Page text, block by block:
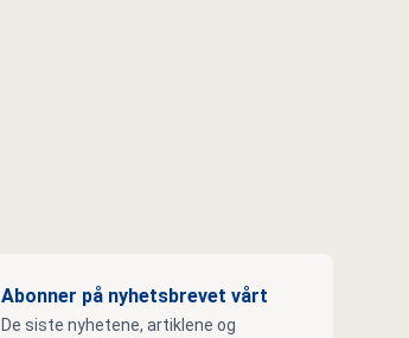
Abonner på nyhetsbrevet vårt
De siste nyhetene, artiklene og